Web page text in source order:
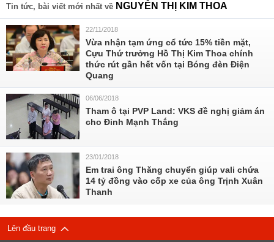
Tin tức, bài viết mới nhất về NGUYỄN THỊ KIM THOA
22/11/2018
Vừa nhận tạm ứng cổ tức 15% tiền mặt,
Cựu Thứ trưởng Hồ Thị Kim Thoa chính
thức rút gần hết vốn tại Bóng đèn Điện
Quang
06/06/2018
Tham ô tại PVP Land: VKS đề nghị giảm án
cho Đinh Mạnh Thắng
23/01/2018
Em trai ông Thăng chuyển giúp vali chứa
14 tỷ đồng vào cốp xe của ông Trịnh Xuân
Thanh
Lên đầu trang